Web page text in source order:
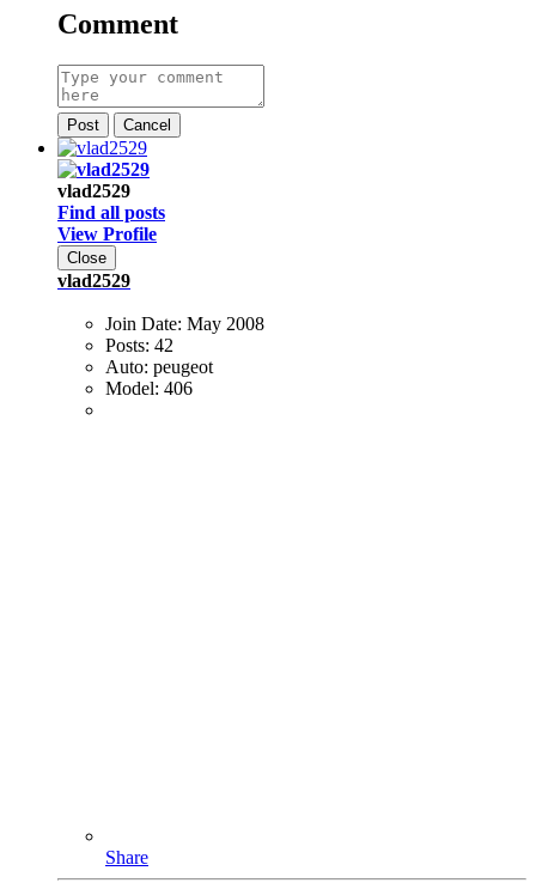
Comment
Post Cancel
vlad2529
Find all posts
View Profile
Close
vlad2529
Join Date: May 2008
Posts: 42
Auto: peugeot
Model: 406
Share